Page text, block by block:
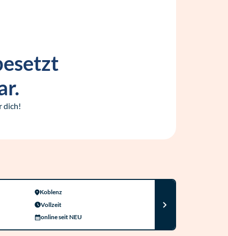
dich!
Koblenz
Vollzeit
online seit NEU